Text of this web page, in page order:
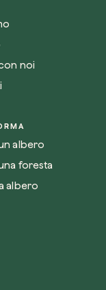
noi
albero
foresta
albero